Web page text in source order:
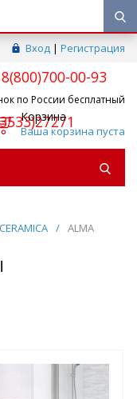
Вход | Регистрация
8(800)700-00-93
по России бесплатный
Корзина
Ваша корзина пуста
/ ALMA